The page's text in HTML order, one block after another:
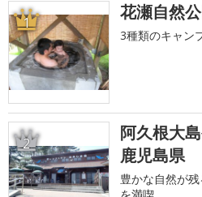
1 花瀬自然
3種類のキャン
2
阿久根大
鹿児島県
豊かな自然が